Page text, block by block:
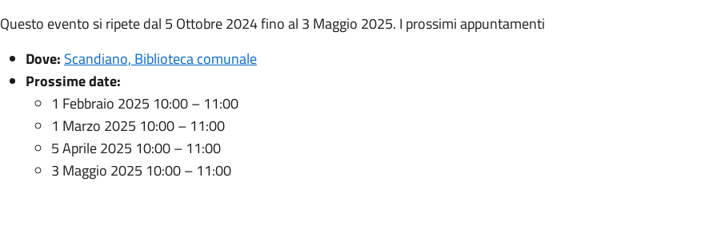
Questo evento si ripete dal 5 Ottobre 2024 fino al 3 Maggio 2025. I prossimi appuntamenti
Dove: Scandiano, Biblioteca comunale
Prossime date:
1 Febbraio 2025 10:00– 11:00
1 Marzo 2025 10:00– 11:00
5 Aprile 2025 10:00– 11:00
3 Maggio 2025 10:00– 11:00